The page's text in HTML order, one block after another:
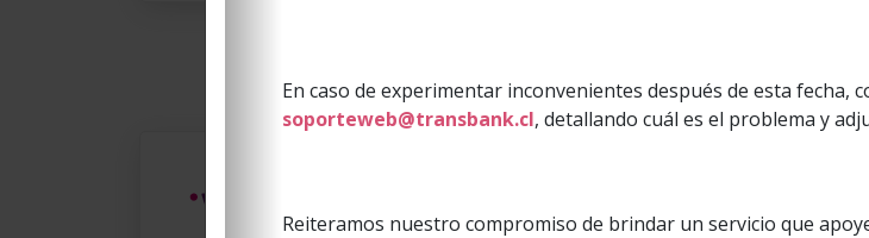
En caso de experimentar inconvenientes después de esta fecha,
soporteweb@transbank.cl, detallando cuál es el problema y
Reiteramos nuestro compromiso de brindar un servicio que